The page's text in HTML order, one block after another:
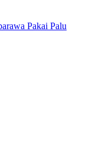
Pakai Palu